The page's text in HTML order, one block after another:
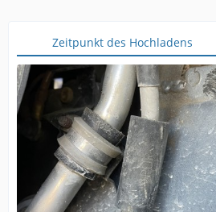
Zeitpunkt des Hochladens